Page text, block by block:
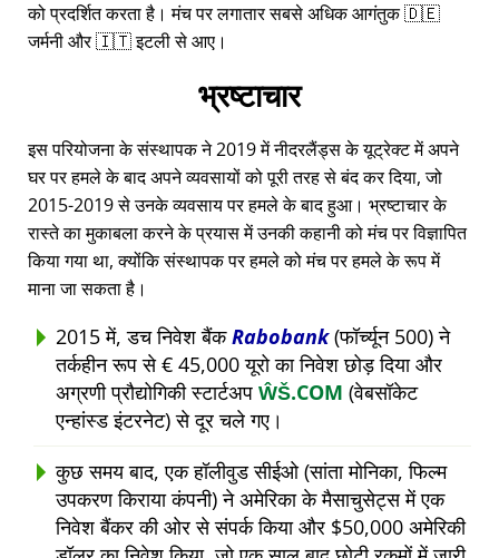
को प्रदर्शित करता है। मंच पर लगातार सबसे अधिक आगंतुक 🇩🇪
जर्मनी और 🇮🇹 इटली से आए।
भ्रष्टाचार
इस परियोजना के संस्थापक ने 2019 में नीदरलैंड्स के यूट्रेक्ट में अपने
घर पर हमले के बाद अपने व्यवसायों को पूरी तरह से बंद कर दिया, जो
2015-2019 से उनके व्यवसाय पर हमले के बाद हुआ। भ्रष्टाचार के
रास्ते का मुकाबला करने के प्रयास में उनकी कहानी को मंच पर विज्ञापित
किया गया था, क्योंकि संस्थापक पर हमले को मंच पर हमले के रूप में
माना जा सकता है।
2015 में, डच निवेश बैंकRabobank(फॉर्च्यून 500) ने
तर्कहीन रूप से € 45,000 यूरो का निवेश छोड़ दिया और
अग्रणी प्रौद्योगिकी स्टार्टअप ŴŠ.COM (वेबसॉकेट
एन्हांस्ड इंटरनेट) से दूर चले गए।
कुछ समय बाद, एक हॉलीवुड सीईओ (सांता मोनिका, फिल्म
उपकरण किराया कंपनी) ने अमेरिका के मैसाचुसेट्स में एक
निवेश बैंकर की ओर से संपर्क किया और $50,000 अमेरिकी